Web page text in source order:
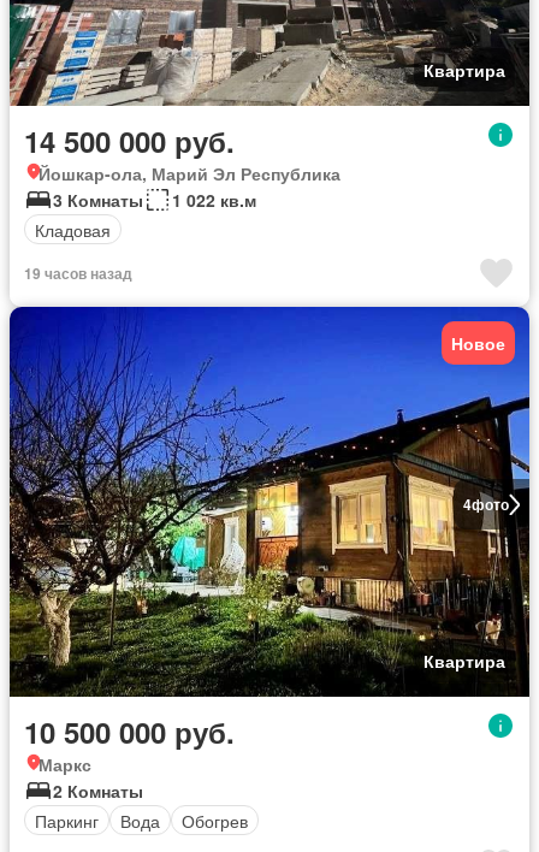
Квартира
14 500 000 руб.
Йошкар-ола, Марий Эл Республика
3 Комнаты
1 022 кв.м
Кладовая
19 часов назад
4фото
Новое
Квартира
10 500 000 руб.
Маркс
2 Комнаты
Паркинг
Вода Обогрев